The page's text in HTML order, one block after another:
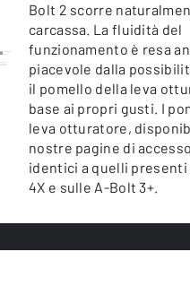
Bolt 2 scorre
carcassa. La fluidità del
funzionamento è resa
piacevole dalla
il pomello della leva
base ai propri gusti. I
leva otturatore,
nostre pagine di
identici a quelli presenti
4X e sulle A-Bolt 3+.